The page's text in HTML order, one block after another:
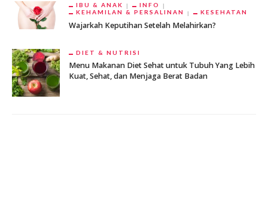
IBU & ANAK
INFO
KEHAMILAN & PERSALINAN
KESEHATAN
Wajarkah Keputihan Setelah Melahirkan?
DIET & NUTRISI
Menu Makanan Diet Sehat untuk Tubuh Yang Lebih
Kuat, Sehat, dan Menjaga Berat Badan